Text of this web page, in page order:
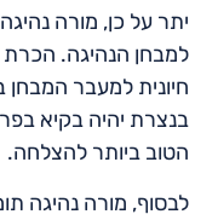
יתר על כן, מורה
למבחן הנהיגה. הכרת
חיונית למעבר המבחן
בנצרת יהיה בקיא
הטוב ביותר להצלחה.
לבסוף, מורה נהיגה